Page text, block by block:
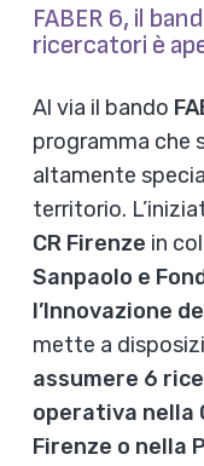
FABER 6, il
ricercatori è
Al via il bando
programma che
altamente
territorio.
CR Firenze in
Sanpaolo e
l’Innovazione
mette a
assumere 6
operativa nella
Firenze o nella